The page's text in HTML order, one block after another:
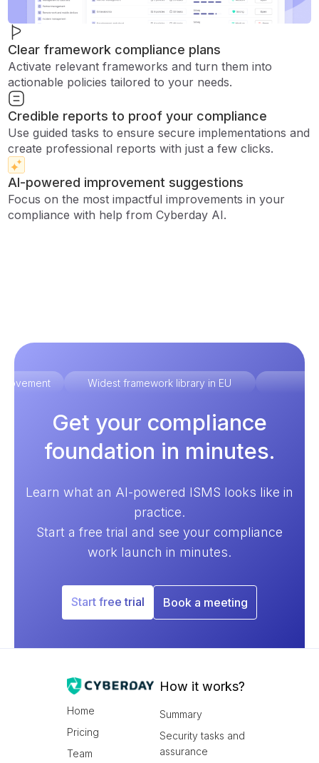
Clear framework compliance plans
Activate relevant frameworks and turn them into
actionable policies tailored to your needs.
Credible reports to proof your compliance
Use guided tasks to ensure secure implementations and
create professional reports with just a few clicks.
AI-powered improvement suggestions
Focus on the most impactful improvements in your
compliance with help from Cyberday AI.
Widest framework library in EU
Get your compliance
foundation in minutes.
Learn what an AI-powered ISMS looks like in
practice.
Start a free trial and see your compliance
work launch in minutes.
Start free trial Book a meeting
Home
Pricing
Team
How it works?
Summary
Security tasks and
assurance